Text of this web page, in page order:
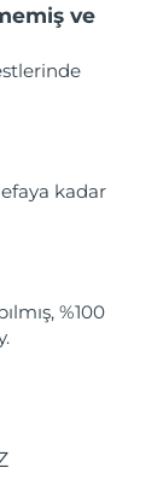
ve
kadar
%100